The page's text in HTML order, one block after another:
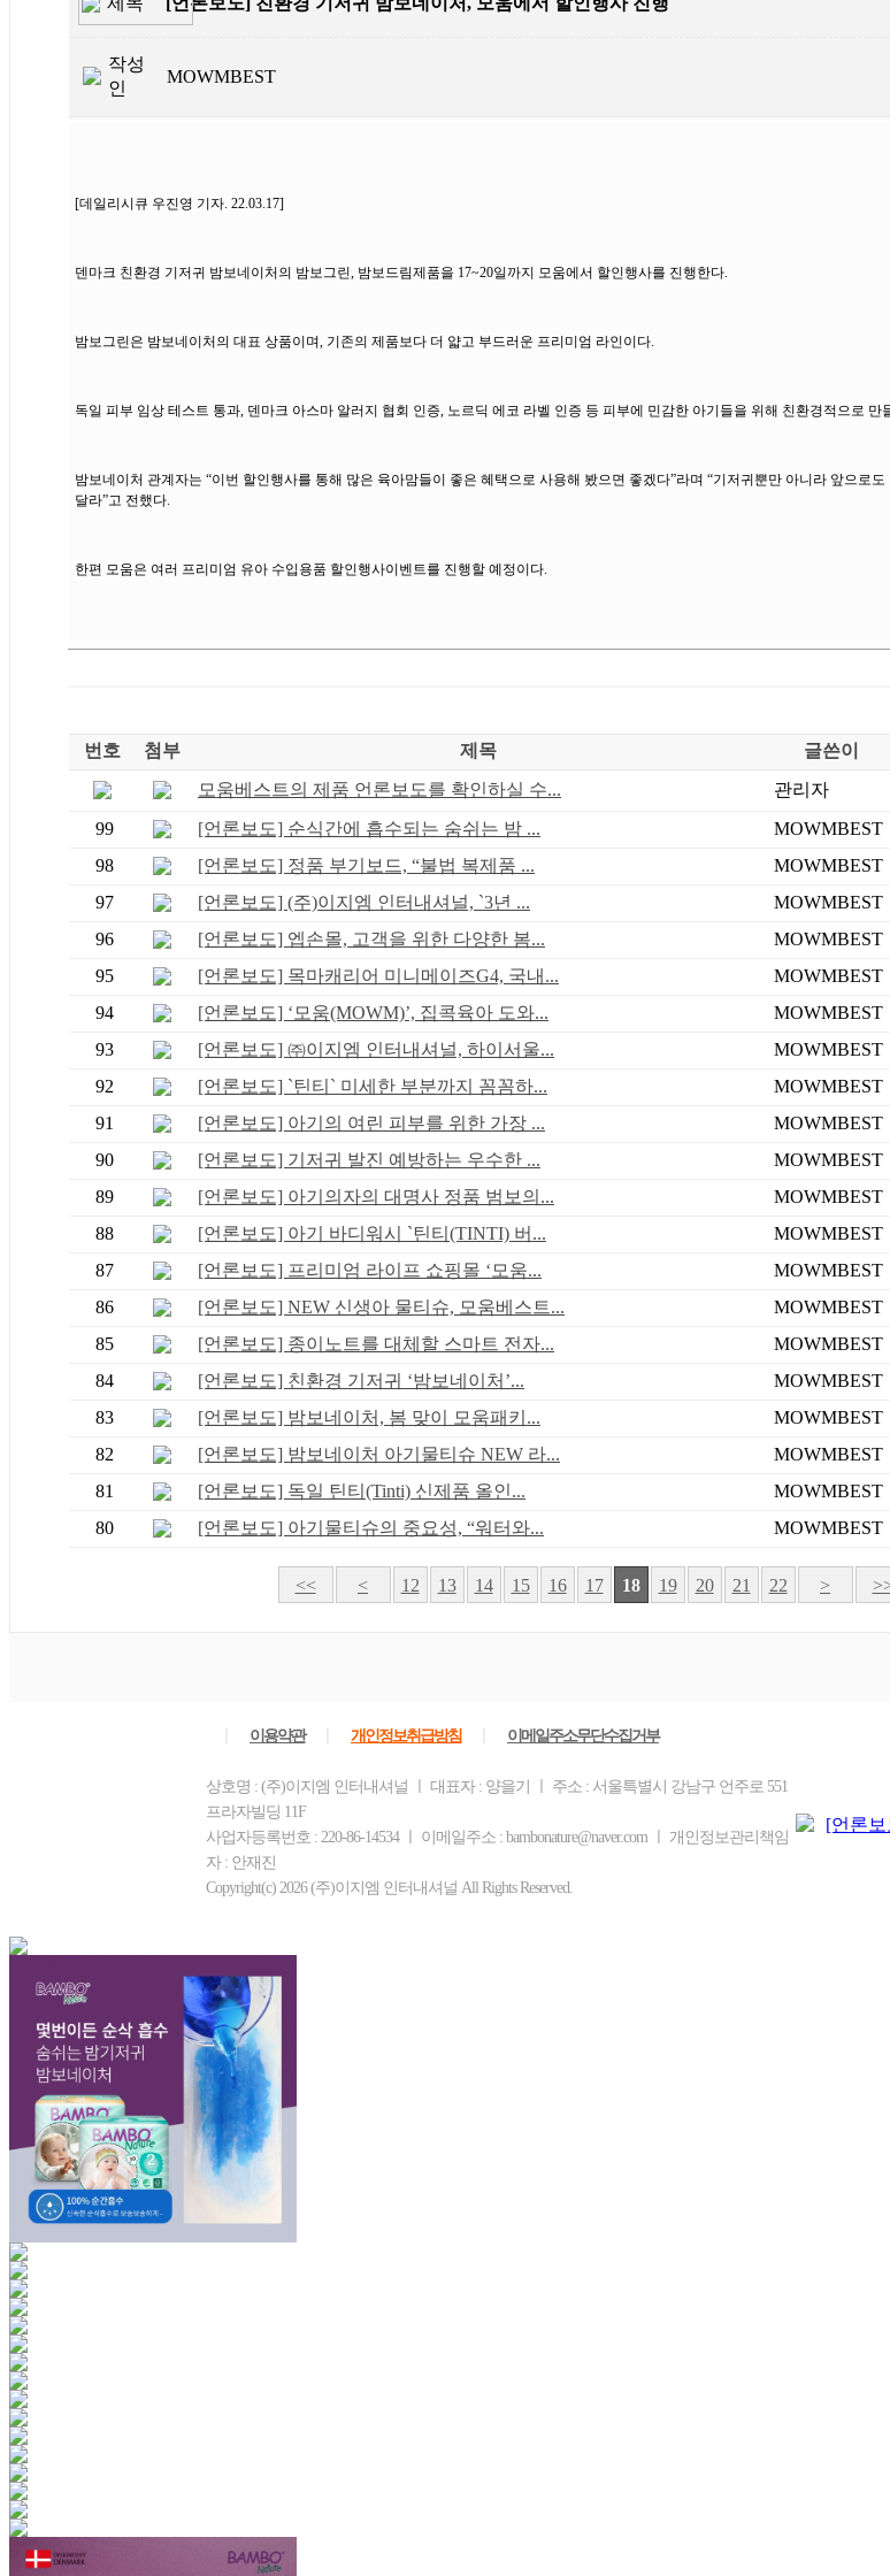
작성
인
MOWMBEST
[데일리시큐 우진영 기자. 22.03.17]
덴마크 친환경 기저귀 밤보네이처의 밤보그린, 밤보드림제품을 17~20일까지 모움에서 할인행사를 진행한다.
밤보그린은 밤보네이처의 대표 상품이며, 기존의 제품보다 더 얇고 부드러운 프리미엄 라인이다.
독일 피부 임상 테스트 통과, 덴마크 아스마 알러지 협회 인증, 노르딕 에코 라벨 인증 등 피부에 민감한 아기들을 위해 친환경적으로 만
밤보네이처 관계자는 “이번 할인행사를 통해 많은 육아맘들이 좋은 혜택으로 사용해 봤으면 좋겠다”라며 “기저귀뿐만 아니라 앞으로
달라”고 전했다.
한편 모움은 여러 프리미엄 유아 수입용품 할인행사이벤트를 진행할 예정이다.
번호 첨부 제목 글쓴이
모움베스트의 제품 언론보도를 확인하실 수...
관리자
99
[언론보도] 순식간에 흡수되는 숨쉬는 밤 ... MOWMBEST
98
[언론보도] 정품 부기보드, “불법 복제품 ... MOWMBEST
97
[언론보도] (주)이지엠 인터내셔널, `3년 ... MOWMBEST
96
[언론보도] 엡손몰, 고객을 위한 다양한 봄... MOWMBEST
95
[언론보도] 목마캐리어 미니메이즈G4, 국내... MOWMBEST
94
[언론보도] ‘모움(MOWM)’, 집콕육아 도와... MOWMBEST
93
[언론보도] ㈜이지엠 인터내셔널, 하이서울... MOWMBEST
92
[언론보도] `틴티` 미세한 부분까지 꼼꼼하... MOWMBEST
91
[언론보도] 아기의 여린 피부를 위한 가장 ... MOWMBEST
90
[언론보도] 기저귀 발진 예방하는 우수한 ... MOWMBEST
89
[언론보도] 아기의자의 대명사 정품 범보의... MOWMBEST
88
[언론보도] 아기 바디워시 `틴티(TINTI) 버... MOWMBEST
87
[언론보도] 프리미엄 라이프 쇼핑몰 ‘모움... MOWMBEST
86
[언론보도] NEW 신생아 물티슈, 모움베스트... MOWMBEST
85
[언론보도] 종이노트를 대체할 스마트 전자... MOWMBEST
84
[언론보도] 친환경 기저귀 ‘밤보네이처’... MOWMBEST
83
[언론보도] 밤보네이처, 봄 맞이 모움패키... MOWMBEST
82
[언론보도] 밤보네이처 아기물티슈 NEW 라... MOWMBEST
81
[언론보도] 독일 틴티(Tinti) 신제품 올인... MOWMBEST
80
[언론보도] 아기물티슈의 중요성, “워터와... MOWMBEST
<< < 12 13 14 15 16 17 18 19 20 21 22 >
이용약관 개인정보취급방침 이메일주소무단수집거부
상호명 : (주)이지엠 인터내셔널 ㅣ 대표자 : 양을기 ㅣ 주소 : 서울특별시 강남구 언주로 551
프라자빌딩 11F
사업자등록번호 : 220-86-14534 ㅣ 이메일주소 : bambonature@naver.com ㅣ 개인정보관리책임
자 : 안재진
Copyright(c) 2026 (주)이지엠 인터내셔널 All Rights Reserved.